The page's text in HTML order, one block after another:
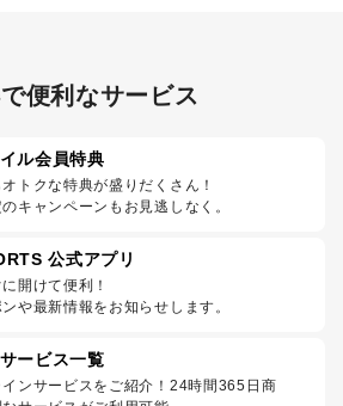
便利なサービス
ル会員特典
トクな特典が盛りだくさん！
キャンペーンもお見逃しなく。
公式アプリ
開けて便利！
や最新情報をお知らせします。
ービス一覧
ンサービスをご紹介！24時間365日商